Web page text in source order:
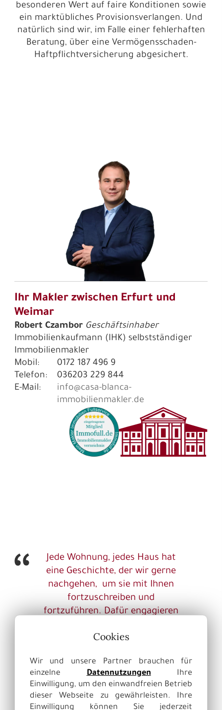
besonderen Wert auf faire Konditionen sowie
ein marktübliches Provisionsverlangen. Und
natürlich sind wir, im Falle einer fehlerhaften
Beratung, über eine Vermögensschaden-
Haftpflichtversicherung abgesichert.
Ihr Makler zwischen Erfurt und
Weimar
Robert Czambor Geschäftsinhaber
Immobilienkaufmann (IHK) selbstständiger
Immobilienmakler
Mobil:
0172 187 496 9
Telefon:
036203 229 844
E-Mail:
info@casa-blanca-
immobilienmakler.de
Jede Wohnung, jedes Haus hat
eine Geschichte, der wir gerne
nachgehen, um sie mit Ihnen
fortzuschreiben und
fortzuführen. Dafür engagieren
Cookies
Wir und unsere Partner brauchen für
einzelneDatennutzungenIhre
Einwilligung, um den einwandfreien Betrieb
dieser Webseite zu gewährleisten. Ihre
Einwilligung können Sie jederzeit